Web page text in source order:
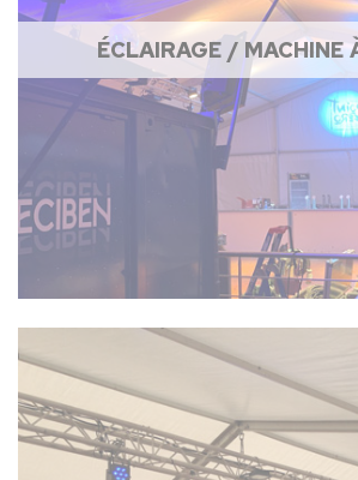
ÉCLAIRAGE / MACHINE